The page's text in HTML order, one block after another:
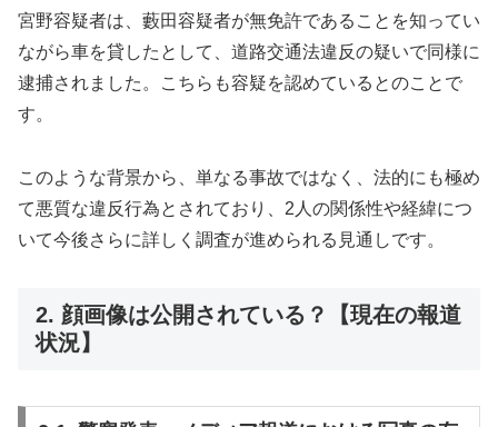
宮野容疑者は、藪田容疑者が無免許であることを知ってい
ながら車を貸したとして、道路交通法違反の疑いで同様に
逮捕されました。こちらも容疑を認めているとのことで
す。
このような背景から、単なる事故ではなく、法的にも極め
て悪質な違反行為とされており、2人の関係性や経緯につ
いて今後さらに詳しく調査が進められる見通しです。
2. 顔画像は公開されている？【現在の報道
状況】